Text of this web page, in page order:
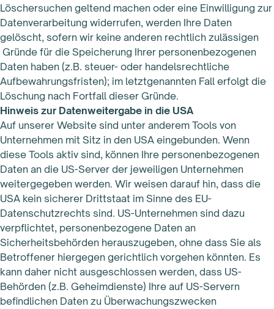
Löschersuchen geltend machen oder eine Einwilligung zur
Datenverarbeitung widerrufen, werden Ihre Daten
gelöscht, sofern wir keine anderen rechtlich zulässigen
Gründe für die Speicherung Ihrer personenbezogenen
Daten haben (z.B. steuer- oder handelsrechtliche
Aufbewahrungsfristen); im letztgenannten Fall erfolgt die
Löschung nach Fortfall dieser Gründe.
Hinweis zur Datenweitergabe in die USA
Auf unserer Website sind unter anderem Tools von
Unternehmen mit Sitz in den USA eingebunden. Wenn
diese Tools aktiv sind, können Ihre personenbezogenen
Daten an die US-Server der jeweiligen Unternehmen
weitergegeben werden. Wir weisen darauf hin, dass die
USA kein sicherer Drittstaat im Sinne des EU-
Datenschutzrechts sind. US-Unternehmen sind dazu
verpflichtet, personenbezogene Daten an
Sicherheitsbehörden herauszugeben, ohne dass Sie als
Betroffener hiergegen gerichtlich vorgehen könnten. Es
kann daher nicht ausgeschlossen werden, dass US-
Behörden (z.B. Geheimdienste) Ihre auf US-Servern
befindlichen Daten zu Überwachungszwecken